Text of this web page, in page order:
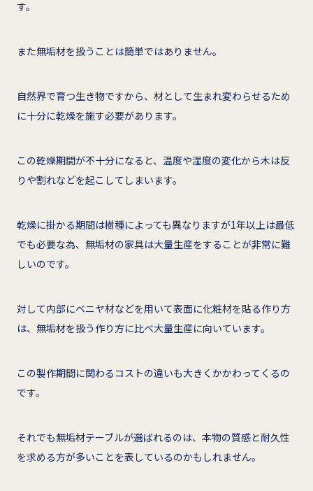
す。
また無垢材を扱うことは簡単ではありません。
自然界で育つ生き物ですから、材として生まれ変わらせるため
に十分に乾燥を施す必要があります。
この乾燥期間が不十分になると、温度や湿度の変化から木は反
りや割れなどを起こしてしまいます。
乾燥に掛かる期間は樹種によっても異なりますが1年以上は最低
でも必要な為、無垢材の家具は大量生産をすることが非常に難
しいのです。
対して内部にベニヤ材などを用いて表面に化粧材を貼る作り方
は、無垢材を扱う作り方に比べ大量生産に向いています。
この製作期間に関わるコストの違いも大きくかかわってくるの
です。
それでも無垢材テーブルが選ばれるのは、本物の質感と耐久性
を求める方が多いことを表しているのかもしれません。